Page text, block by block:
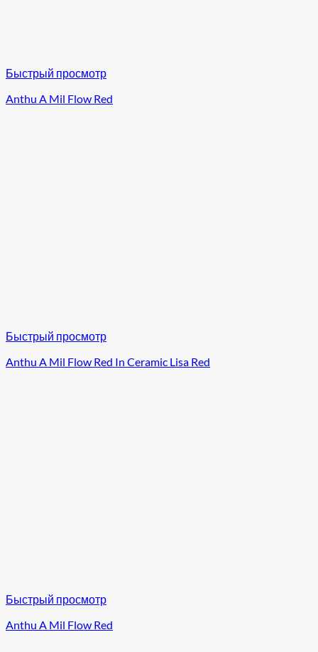
Быстрый просмотр
Anthu A Mil Flow Red
Быстрый просмотр
Anthu A Mil Flow Red In Ceramic Lisa Red
Быстрый просмотр
Anthu A Mil Flow Red